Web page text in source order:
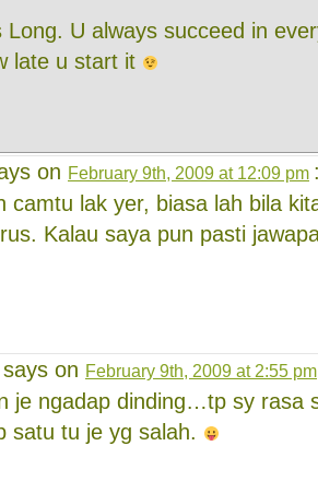
Long. U always succeed in
late u start it
on February 9th, 2009 at 12:09 pm
camtu lak yer, biasa lah bila
Kalau saya pun pasti
says on February 9th, 2009 at 2:55 pm
je ngadap dinding…tp sy rasa
satu tu je yg salah.